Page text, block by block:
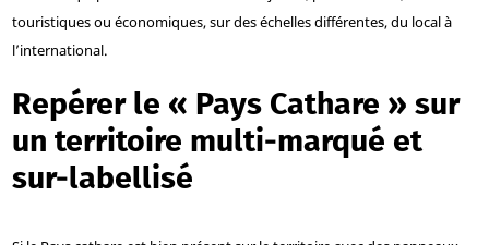
touristiques ou économiques, sur des échelles différentes, du local à
l’international.
Repérer le « Pays Cathare » sur
un territoire multi-marqué et
sur-labellisé